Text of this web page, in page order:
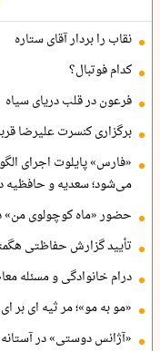
نقاب را بردار آقای ستاره
کدام فوتبال؟
فرعون در قلب دریای سیاه
برگزاری کنسرت علیرضا
«فارس» پایلوت اجرای
می‌شود؛ سعدیه و حافظیه
حضور «ماه کوچولوی من»
تأیید گزارش حفاظتی
درام خانوادگی و مسئله
«مو به مو»؛ مر ثیه ای بر
«آژانس دوستی» در